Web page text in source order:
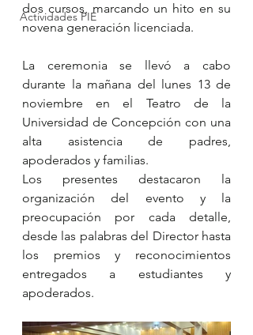
Actividades PIE
dos cursos, marcando un hito en su
novena generación licenciada.
La ceremonia se llevó a cabo
durante la mañana del lunes 13 de
noviembre en el Teatro de la
Universidad de Concepción con una
alta asistencia de padres,
apoderados y familias.
Los presentes destacaron la
organización del evento y la
preocupación por cada detalle,
desde las palabras del Director hasta
los premios y reconocimientos
entregados a estudiantes y
apoderados.